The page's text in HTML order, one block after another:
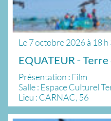
Le7 octobre 2026à 18 h
EQUATEUR -
Présentation : Film
Salle : Espace Culturel
Lieu : CARNAC, 56